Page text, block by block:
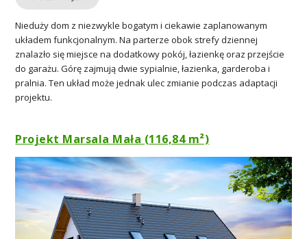
Nieduży dom z niezwykle bogatym i ciekawie zaplanowanym
układem funkcjonalnym. Na parterze obok strefy dziennej
znalazło się miejsce na dodatkowy pokój, łazienkę oraz przejście
do garażu. Górę zajmują dwie sypialnie, łazienka, garderoba i
pralnia. Ten układ może jednak ulec zmianie podczas adaptacji
projektu.
Projekt Marsala Mała (116,84 m²)